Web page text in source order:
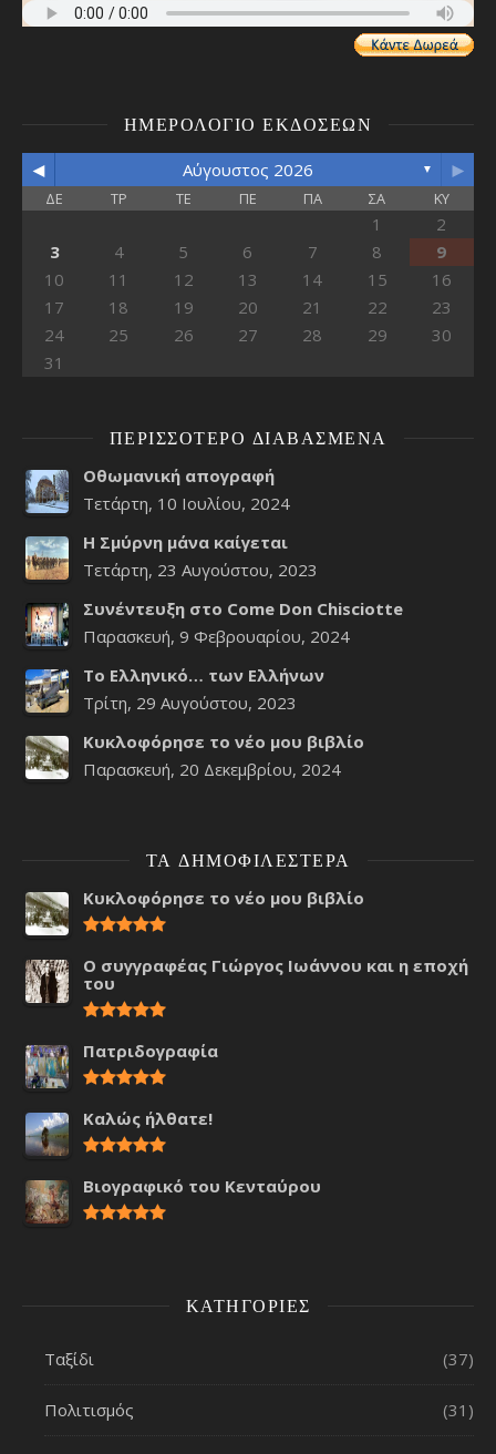
ΗΜΕΡΟΛΌΓΙΟ ΕΚΔΌΣΕΩΝ
◄ Αύγουστος 2026 ▼ ►
ΔΕ ΤΡ ΤΕ ΠΕ ΠΑ ΣΑ ΚΥ
1
2
3
4 5 6 7 8
9
10
11 12 13 14 15
16
17
18 19 20 21 22
23
24
25 26 27 28 29
30
31
ΠΕΡΙΣΣΌΤΕΡΟ ΔΙΑΒΑΣΜΈΝΑ
Οθωμανική απογραφή
Τετάρτη, 10 Ιουλίου, 2024
Η Σμύρνη μάνα καίγεται
Τετάρτη, 23 Αυγούστου, 2023
Συνέντευξη στο Come Don Chisciotte
Παρασκευή, 9 Φεβρουαρίου, 2024
Το Ελληνικό… των Ελλήνων
Τρίτη, 29 Αυγούστου, 2023
Κυκλοφόρησε το νέο μου βιβλίο
Παρασκευή, 20 Δεκεμβρίου, 2024
ΤΑ ΔΗΜΟΦΙΛΈΣΤΕΡΑ
Κυκλοφόρησε το νέο μου βιβλίο
Ο συγγραφέας Γιώργος Ιωάννου και η εποχή
του
Πατριδογραφία
Καλώς ήλθατε!
Βιογραφικό του Κενταύρου
ΚΑΤΗΓΟΡΊΕΣ
Ταξίδι (37)
Πολιτισμός (31)